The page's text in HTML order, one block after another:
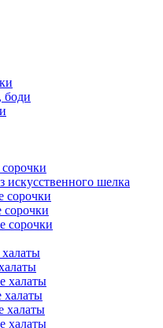
боди
искусственного шелка
сорочки
сорочки
сорочки
халаты
халаты
халаты
халаты